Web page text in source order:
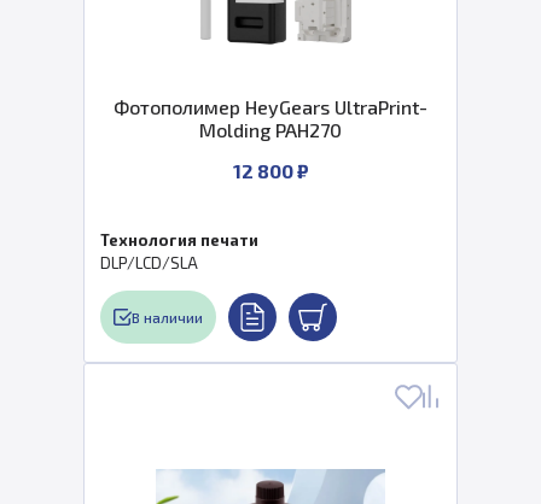
Фотополимер HeyGears UltraPrint-
Molding PAH270
12 800 ₽
Технология печати
DLP/LCD/SLA
В наличии